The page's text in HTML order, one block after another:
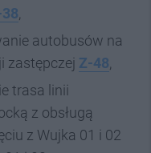
autobusów na
zastępczej Z-48
trasa linii
z obsługą
z Wujka 01 i 02